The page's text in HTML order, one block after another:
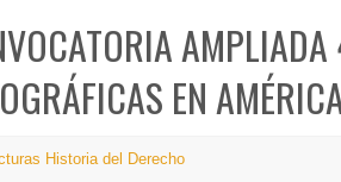
EN
Historia del Derecho